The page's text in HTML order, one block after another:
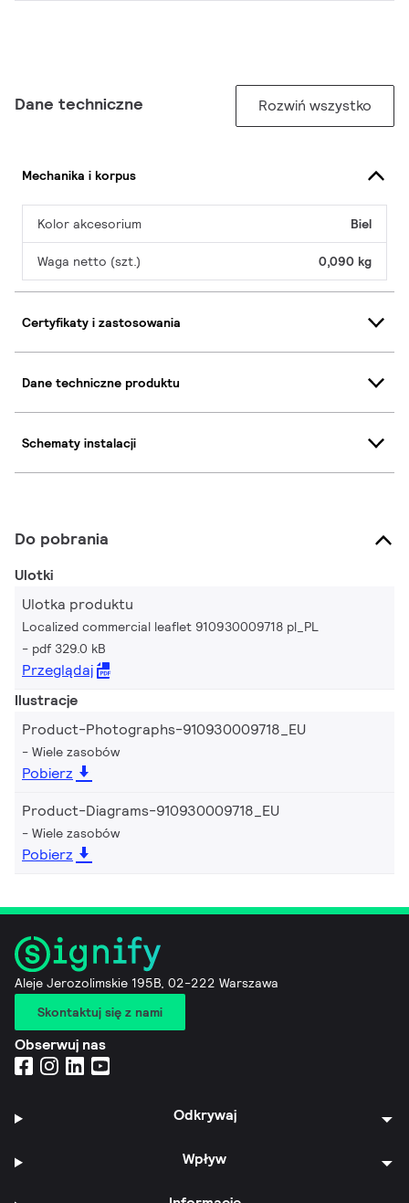
Dane techniczne Rozwiń wszystko
Mechanika i korpus
Kolor akcesorium Biel
Waga netto (szt.) 0,090 kg
Certyfikaty i zastosowania
Dane techniczne produktu
Schematy instalacji
Do pobrania
Ulotki
Ulotka produktu
Localized commercial leaflet 910930009718 pl_PL
pdf 329.0 kB
Przeglądaj
Ilustracje
Product-Photographs-910930009718_EU
Wiele zasobów
Pobierz
Product-Diagrams-910930009718_EU
Wiele zasobów
Pobierz
Aleje Jerozolimskie 195B, 02-222 Warszawa
Skontaktuj się z nami
Obserwuj nas
Odkrywaj
Wpływ